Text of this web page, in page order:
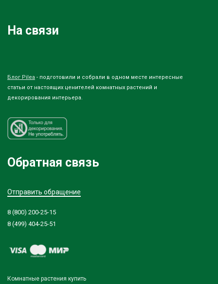
На связи
Блог Pilea - подготовили и собрали в одном месте интересные
статьи от настоящих ценителей комнатных растений и
декорирования интерьера.
Обратная связь
Отправить обращение
8 (800) 200-25-15
8 (499) 404-25-51
Комнатные растения купить